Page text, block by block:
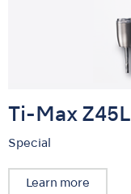
Ti-Max Z45L
Special
Learn more